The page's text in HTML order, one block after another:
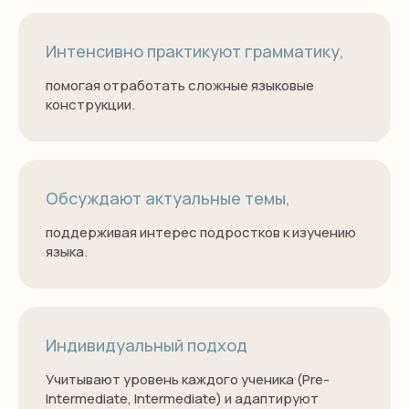
Интенсивно практикуют грамматику,
помогая отработать сложные языковые
конструкции.
Обсуждают актуальные темы,
поддерживая интерес подростков к изучению
языка.
Индивидуальный подход
Учитывают уровень каждого ученика (Pre-
Intermediate, Intermediate) и адаптируют
(PET).
умение аргументировано высказывать
свое мнение.